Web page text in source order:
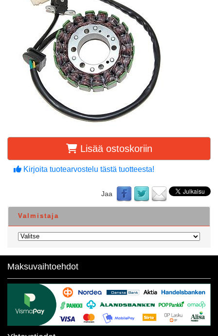
Lisää ostoskoriin
Kirjoita tuotearvostelu tästä tuotteesta!
Jaa
Valmistaja
Maksuvaihtoehdot